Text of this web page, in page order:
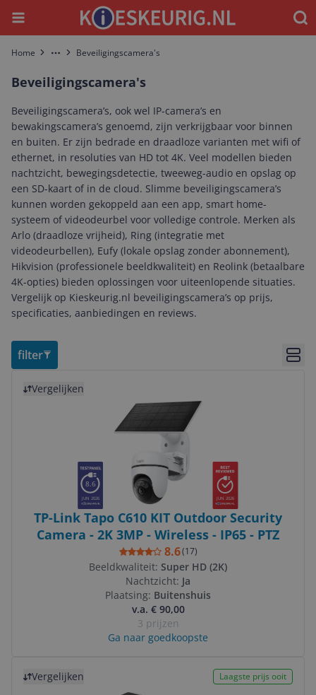
Menu
Home More Beveiligingscamera's
Beveiligingscamera's
Beveiligingscamera’s, ook wel IP-camera’s en
bewakingscamera’s genoemd, zijn verkrijgbaar voor binnen
en buiten. Er zijn bedrade en draadloze varianten met wifi of
ethernet, in resoluties van HD tot 4K. Veel modellen bieden
nachtzicht, bewegingsdetectie, tweeweg-audio en opslag op
een SD-kaart of in de cloud. Slimme beveiligingscamera’s
kunnen worden gekoppeld aan een app, smart home-
systeem of videodeurbel voor volledige controle. Merken als
Arlo (draadloze vrijheid), Ring (integratie met
videodeurbellen), Eufy (lokale opslag zonder abonnement),
Hikvision (professionele beeldkwaliteit) en Reolink (betaalbare
4K-opties) bieden oplossingen voor uiteenlopende situaties.
Vergelijk op Kieskeurig.nl beveiligingscamera’s op prijs,
specificaties, aanbiedingen en reviews.
filter
Vergelijken
8.6
JUN 2026 JUN 2026
TP-Link Tapo C610 KIT Outdoor Security
Camera - 2K 3MP - Wireless - IP65 - PTZ
8.6(17)
Beeldkwaliteit: Super HD (2K)
Nachtzicht: Ja
Plaatsing: Buitenshuis
v.a. € 90,00
3 prijzen
Ga naar goedkoopste
Vergelijken Laagste prijs ooit